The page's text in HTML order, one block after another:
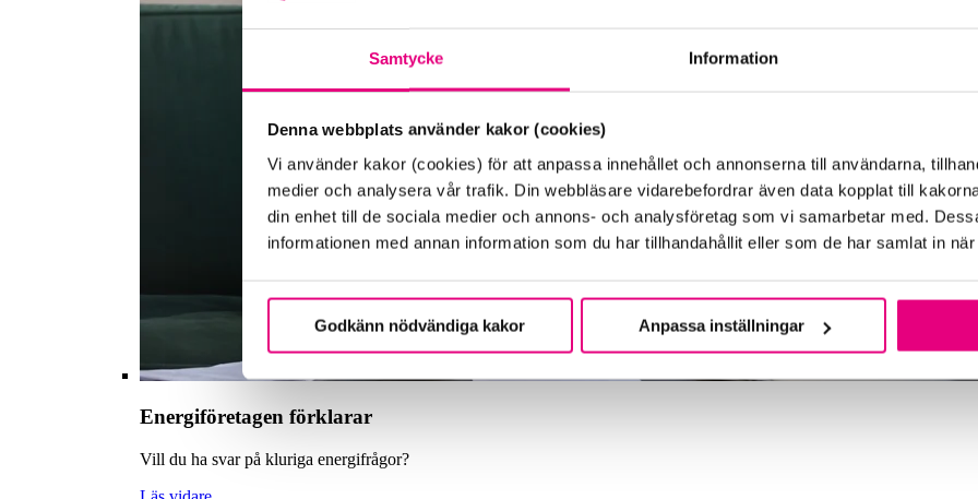
Samtycke Information
Denna webbplats använder kakor (cookies)
Vi använder kakor (cookies) för att anpassa innehållet och annonserna till användarna,
medier och analysera vår trafik. Din webbläsare vidarebefordrar även data kopplat till
din enhet till de sociala medier och annons- och analysföretag som vi samarbetar med.
informationen med annan information som du har tillhandahållit eller som de har samlat in
Godkänn nödvändiga kakor Anpassa inställningar
Energiföretagen förklarar
Vill du ha svar på kluriga energifrågor?